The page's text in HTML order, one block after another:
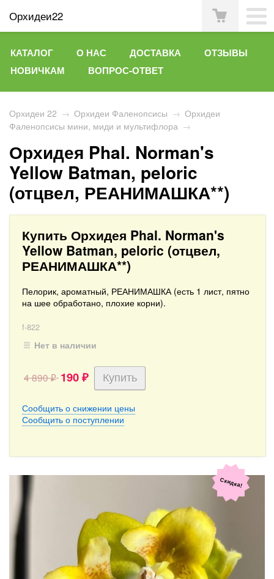
Орхидеи22
КАТАЛОГ О НАС ДОСТАВКА
ОТЗЫВЫ
НОВИЧКАМ
ВОПРОС-ОТВЕТ
Орхидеи 22 → Орхидеи Фаленопсисы → Орхидеи
Фаленопсисы мини, миди и мультифлора →
Орхидея Phal. Norman's
Yellow Batman, peloric
(отцвел, РЕАНИМАШКА**)
Купить Орхидея Phal. Norman's
Yellow Batman, peloric (отцвел,
РЕАНИМАШКА**)
Пелорик, ароматный, РЕАНИМАШКА (есть 1 лист, пятно
на шее обработано, плохие корни).
f-822
Нет в наличии
4 890₽ 190 ₽
Сообщить о снижении цены
Сообщить о поступлении
Скидка!